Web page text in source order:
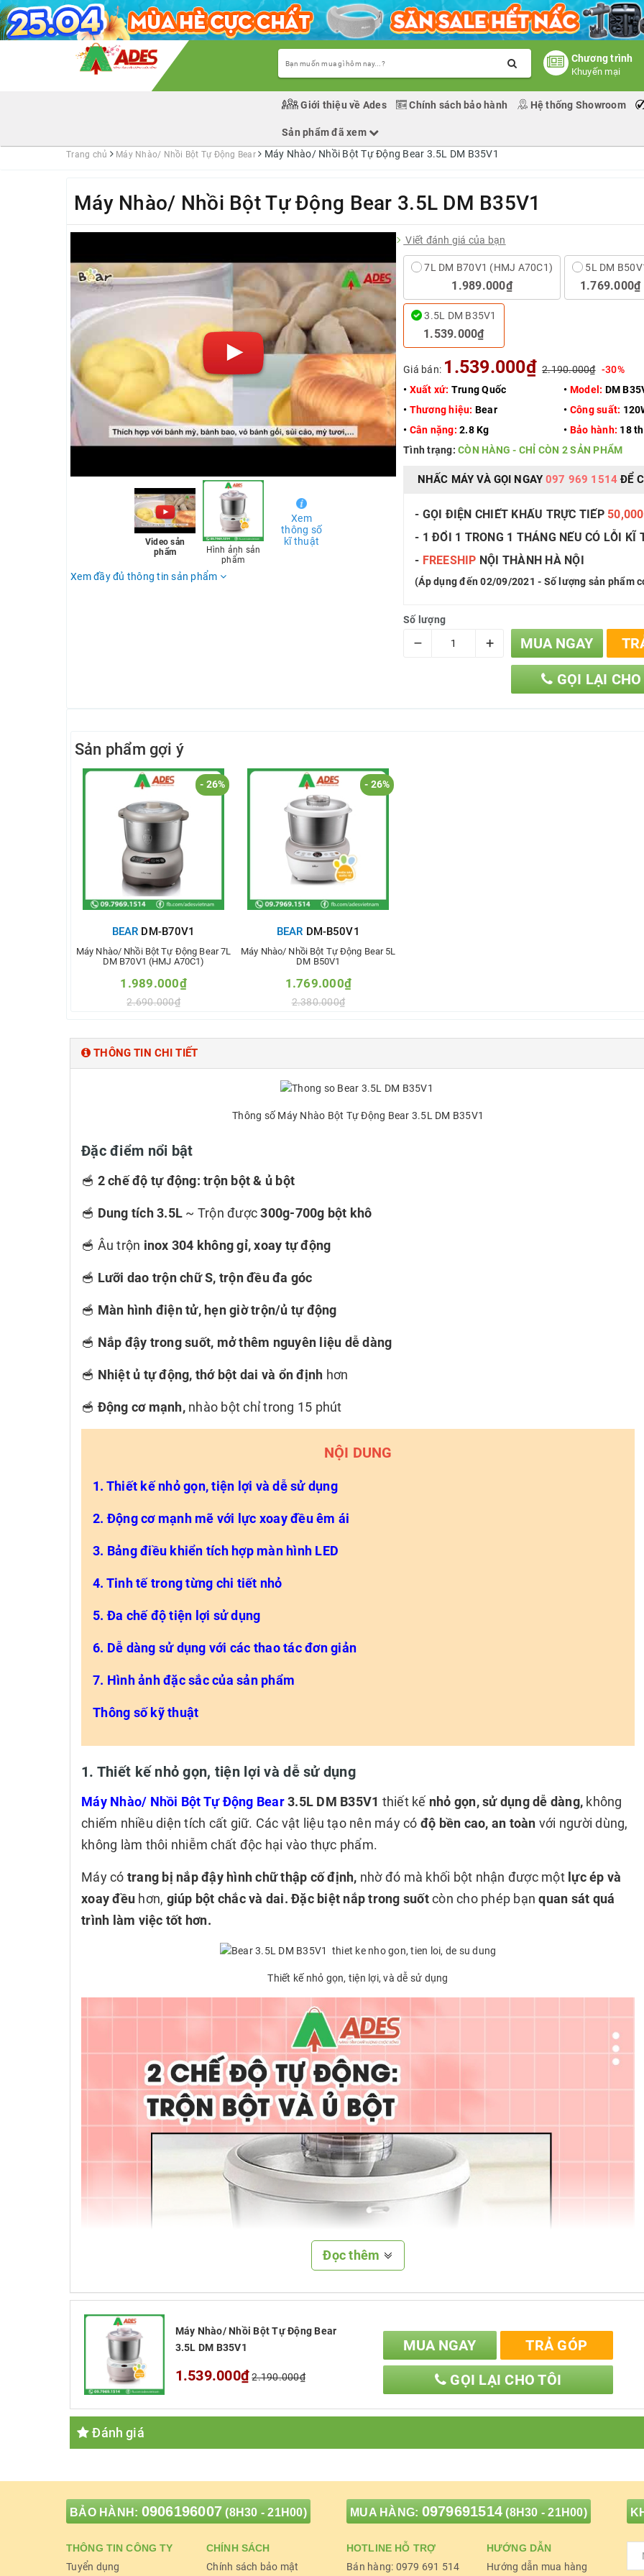
Chương trình
Khuyến mại
Giới thiệu về Ades Chính sách bảo hành Hệ thống Showroom
Sản phẩm đã xem
Trang chủ Máy Nhào/ Nhồi Bột Tự Động Bear Máy Nhào/ Nhồi Bột Tự Động Bear 3.5L DM B35V1
Máy Nhào/ Nhồi Bột Tự Động Bear 3.5L DM B35V1
Video sản
phẩm
Hình ảnh sản
phẩm
Xem
thông số
kĩ thuật
Xem đầy đủ thông tin sản phẩm
Viết đánh giá của bạn
7L DM B70V1 (HMJ A70C1)
1.989.000₫
5L DM
1.769.000₫
3.5L DM B35V1
1.539.000₫
Giá bán: 1.539.000₫ 2.190.000₫ -30%
• Xuất xứ: Trung Quốc • Model: DM
• Thương hiệu: Bear • Công suất:
• Cân nặng: 2.8 Kg • Bảo hành: 18
Tình trạng: CÒN HÀNG - CHỈ CÒN 2 SẢN PHẨM
NHẤC MÁY VÀ GỌI NGAY097 969 1514ĐỂ
- GỌI ĐIỆN CHIẾT KHẤU TRỰC TIẾP
- 1 ĐỔI 1 TRONG 1 THÁNG NẾU CÓ LỖI KĨ
- FREESHIP NỘI THÀNH HÀ NỘI
(Áp dụng đến 02/09/2021 - Số lượng sản phẩm
Số lượng
– + MUA NGAY
GỌI LẠI
Sản phẩm gợi ý
- 26%
BEAR DM-B70V1
Máy Nhào/ Nhồi Bột Tự Động Bear 7L
DM B70V1 (HMJ A70C1)
1.989.000₫
2.690.000₫
- 26%
BEAR DM-B50V1
Máy Nhào/ Nhồi Bột Tự Động Bear 5L
DM B50V1
1.769.000₫
2.380.000₫
THÔNG TIN CHI TIẾT
Thông số Máy Nhào Bột Tự Động Bear 3.5L DM B35V1
Đặc điểm nổi bật
🥣 2 chế độ tự động: trộn bột & ủ bột
🥣 Dung tích 3.5L ~ Trộn được300g-700g bột khô
🥣 Âu trộn inox 304 không gỉ, xoay tự động
🥣 Lưỡi dao trộn chữ S, trộn đều đa góc
🥣 Màn hình điện tử, hẹn giờ trộn/ủ tự động
🥣 Nắp đậy trong suốt, mở thêm nguyên liệu dễ dàng
🥣 Nhiệt ủ tự động, thớ bột dai và ổn định hơn
🥣Động cơ mạnh,nhào bột chỉ trong 15 phút
NỘI DUNG
1. Thiết kế nhỏ gọn, tiện lợi và dễ sử dụng
2. Động cơ mạnh mẽ với lực xoay đều êm ái
3. Bảng điều khiển tích hợp màn hình LED
4. Tinh tế trong từng chi tiết nhỏ
5. Đa chế độ tiện lợi sử dụng
6. Dễ dàng sử dụng với các thao tác đơn giản
7. Hình ảnh đặc sắc của sản phẩm
Thông số kỹ thuật
1. Thiết kế nhỏ gọn, tiện lợi và dễ sử dụng
Máy Nhào/ Nhồi Bột Tự Động Bear3.5L DM B35V1 thiết kế nhỏ gọn, sử dụng dễ dàng, không
chiếm nhiều diện tích cất giữ. Các vật liệu tạo nên máy có độ bền cao, an toàn với người dùng,
không làm thôi nhiễm chất độc hại vào thực phẩm.
Máy có trang bị nắp đậy hình chữ thập cố định, nhờ đó mà khối bột nhận được mộtlực ép và
xoay đều hơn, giúp bột chắc và dai. Đặc biệt nắp trong suốtcòn cho phép bạnquan sát quá
trình làm việc tốt hơn.
Thiết kế nhỏ gọn, tiện lợi, và dễ sử dụng
Tinh tế
Đọc thêm
Máy Nhào/ Nhồi Bột Tự Động Bear
3.5L DM B35V1
1.539.000₫ 2.190.000₫
MUA NGAY
TRẢ GÓP
GỌI LẠI CHO TÔI
Đánh giá
BẢO HÀNH: 0906196007 (8H30 - 21H00) MUA HÀNG: 0979691514 (8H30 - 21H00)
THÔNG TIN CÔNG TY
Tuyển dụng
CHÍNH SÁCH
Chính sách bảo mật
HOTLINE HỖ TRỢ
Bán hàng: 0979 691 514
HƯỚNG DẪN
Hướng dẫn mua hàng